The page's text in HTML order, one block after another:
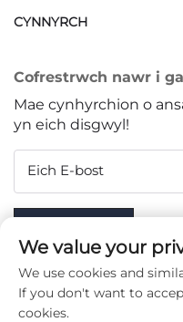
CYNNYRCH
Cofrestrwch nawr i
Mae cynhyrchion o
yn eich disgwyl!
Eich E-bost
DILYNWN NI
We value your
We use cookies and
If you don't want to
cookies.